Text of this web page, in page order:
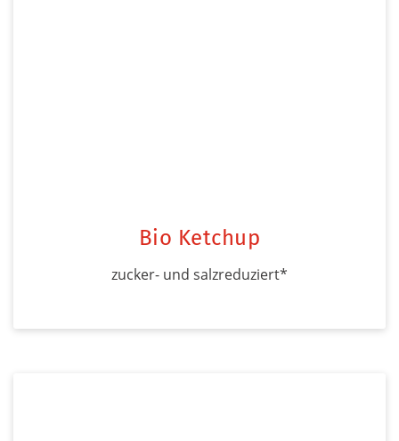
Bio Ketchup
zucker- und salzreduziert*